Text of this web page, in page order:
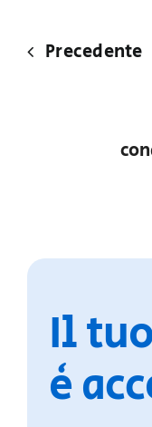
Precedente
Il
è